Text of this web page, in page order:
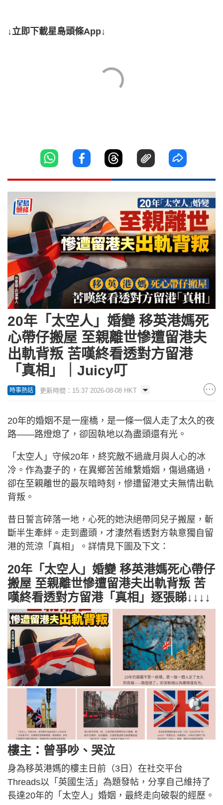
↓立即下載星島頭條App↓
20年「太空人」婚變 移英港媽死
心帶仔搬屋 至親離世慘遭留港夫
出軌背叛 苦嘆終看透對方留港
「真相」｜Juicy叮
時事熱話 更新時間：15:37 2026-08-08 HKT
20年的婚姻不是一座橋，是一條一個人走了太久的夜
路——路燈熄了，卻固執地以為盡頭還有光。
「太空人」守候20年，終究敵不過歲月與人心的冰
冷。作為妻子的，在異鄉苦苦維繫婚姻，傷過痛過，
卻在至親離世的最灰暗時刻，慘遭留港丈夫無情出軌
背叛。
昔日誓言碎落一地，心死的她決絕帶同兒子搬屋，斬
斷半生牽絆。走到盡頭，才淒然看透對方執意獨自留
港的荒涼「真相」。詳情見下圖及下文：
20年「太空人」婚變 移英港媽死心帶仔
搬屋 至親離世慘遭留港夫出軌背叛 苦
嘆終看透對方留港「真相」逐張睇↓↓↓↓
樓主：曾爭吵、哭泣
身為移英港媽的樓主日前（3日）在社交平台
Threads以「英國生活」為題發帖，分享自己維持了
長達20年的「太空人」婚姻，最終走向破裂的經歷。